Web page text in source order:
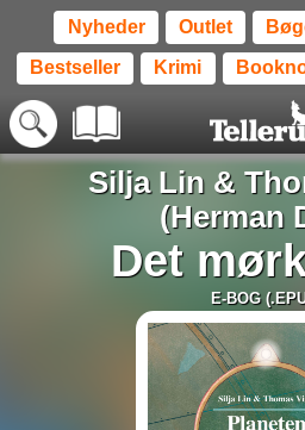
Nyheder Outlet
Bestseller Krimi
Silja Lin&
(Herman
Det
E-BOG